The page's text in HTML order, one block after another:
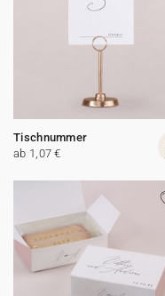
Tischnummer
ab 1,07 €